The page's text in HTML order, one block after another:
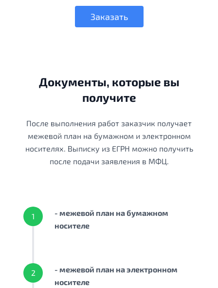
Заказать
Документы, которые вы
получите
После выполнения работ заказчик получает
межевой план на бумажном и электронном
носителях. Выписку из ЕГРН можно получить
после подачи заявления в МФЦ.
1
- межевой план на бумажном
носителе
2
- межевой план на электронном
носителе